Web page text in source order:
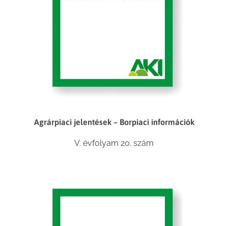
Agrárpiaci jelentések – Borpiaci információk
V. évfolyam 20. szám